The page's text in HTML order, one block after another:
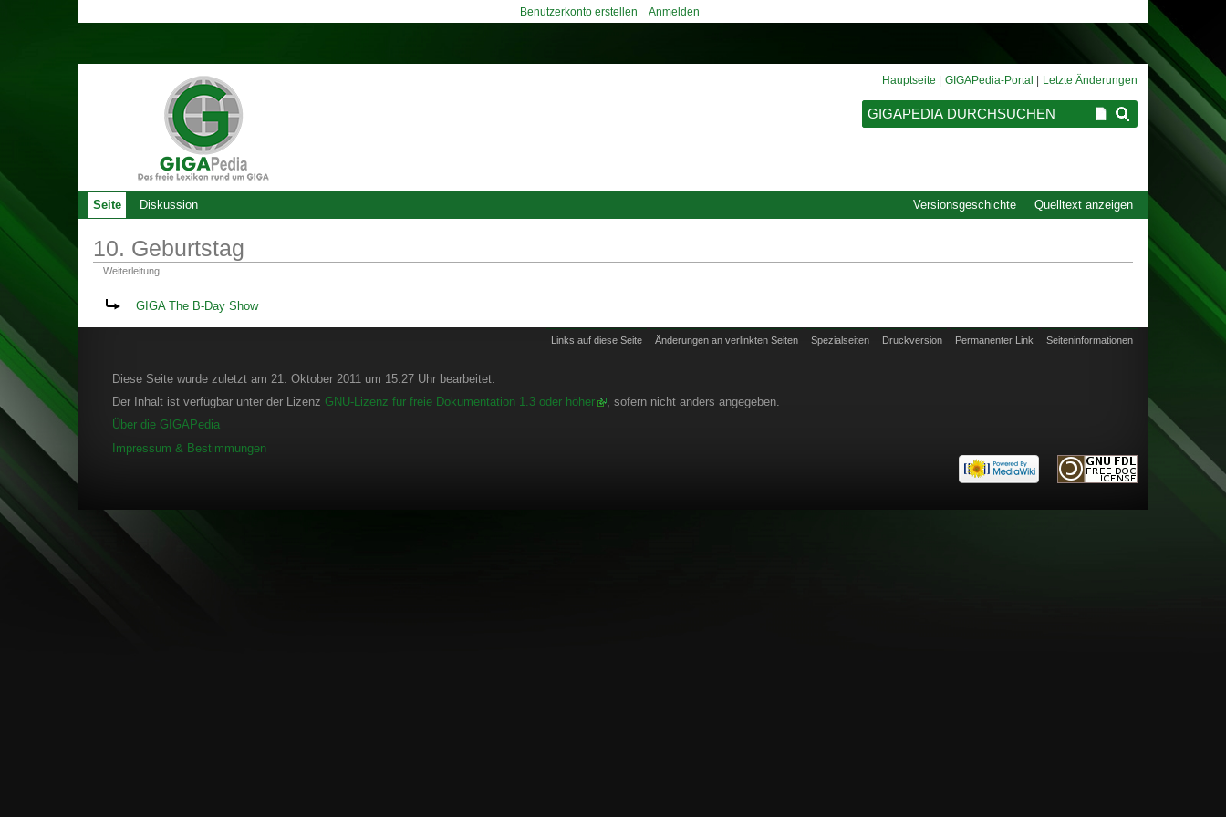
10. Geburtstag
Weiterleitung
Weiterleitung nach:
GIGA The B-Day Show
Seite Diskussion Quelltext anzeigen
Versionsgeschichte
Benutzerkonto erstellen Anmelden
Hauptseite GIGAPedia-Portal Letzte Änderungen
Links auf diese Seite Änderungen an verlinkten Seiten Spezialseiten Druckversion Permanenter Link Seiten­informationen
Diese Seite wurde zuletzt am 21. Oktober 2011 um 15:27 Uhr bearbeitet.
Der Inhalt ist verfügbar unter der Lizenz GNU-Lizenz für freie Dokumentation 1.3 oder höher
, sofern nicht anders angegeben.
Über die GIGAPedia
Impressum & Bestimmungen